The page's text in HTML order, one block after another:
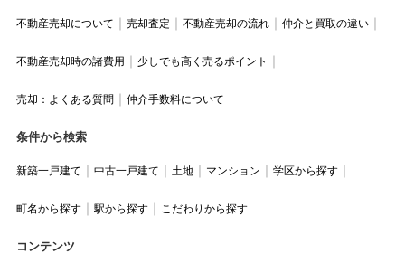
不動産売却について 売却査定 不動産売却の流れ 仲介と買取の違い
不動産売却時の諸費用 少しでも高く売るポイント
売却：よくある質問 仲介手数料について
条件から検索
新築一戸建て 中古一戸建て 土地 マンション 学区から探す
町名から探す 駅から探す こだわりから探す
コンテンツ